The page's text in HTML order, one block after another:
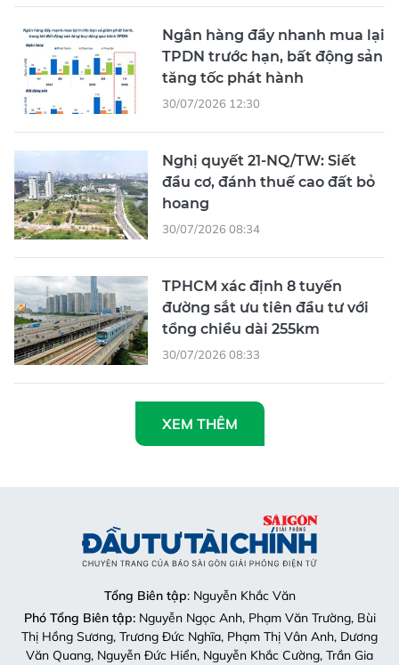
Ngân hàng đẩy nhanh mua lại
TPDN trước hạn, bất động sản
tăng tốc phát hành
30/07/2026 12:30
Nghị quyết 21-NQ/TW: Siết
đầu cơ, đánh thuế cao đất bỏ
hoang
30/07/2026 08:34
TPHCM xác định 8 tuyến
đường sắt ưu tiên đầu tư với
tổng chiều dài 255km
30/07/2026 08:33
XEM THÊM
Tổng Biên tập: Nguyễn Khắc Văn
Phó Tổng Biên tập:Nguyễn Ngọc Anh, Phạm Văn Trường, Bùi
Thị Hồng Sương, Trương Đức Nghĩa, Phạm Thị Vân Anh, Dương
Văn Quang, Nguyễn Đức Hiển, Nguyễn Khắc Cường, Trần Gia